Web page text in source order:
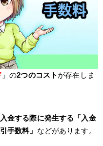
」の2つのコスト が存在しま
金する際に発生する「入金
手数料」 などがあります。